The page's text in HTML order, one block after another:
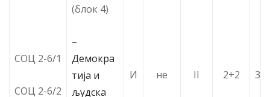
СОЦ 2-6/1
СОЦ 2-6/2
(блок 4)
–
Демокра
тија и
људска
И не II 2+2 3